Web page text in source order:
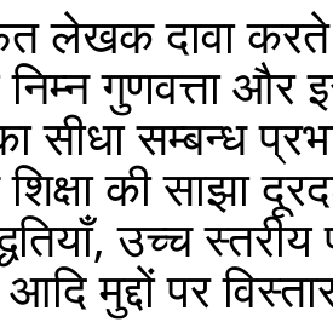
लेखक दावा करते
गुणवत्ता और
सीधा सम्बन्ध
की साझा
उच्च
मुद्दों पर